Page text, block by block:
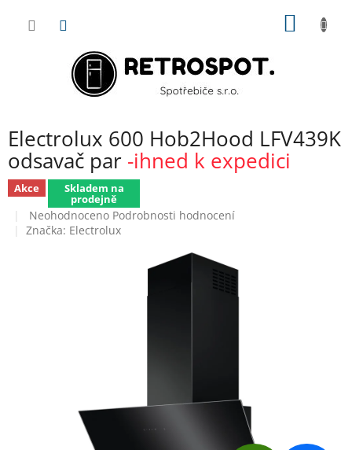
Electrolux 600 Hob2Hood LFV439K
odsavač par -ihned k expedici
Akce Skladem na
prodejně
Průměrné
hodnocení
Neohodnoceno Podrobnosti hodnocení
Značka: Electrolux